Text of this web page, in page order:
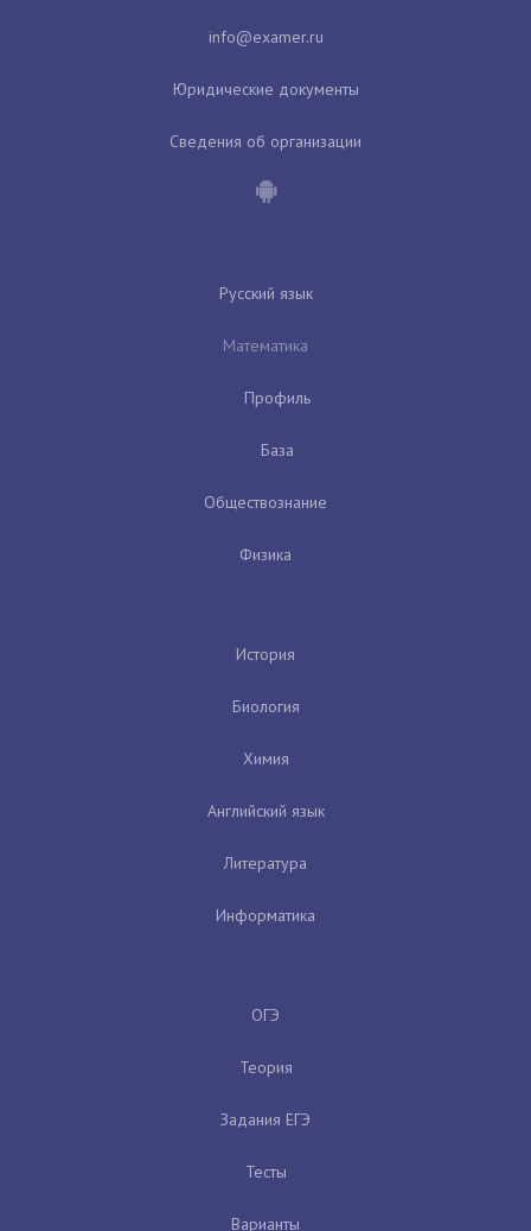
Юридические документы
Сведения об организации
Русский язык
Математика
Профиль
База
Обществознание
Физика
История
Биология
Химия
Английский язык
Литература
Информатика
ОГЭ
Теория
Задания ЕГЭ
Тесты
Варианты